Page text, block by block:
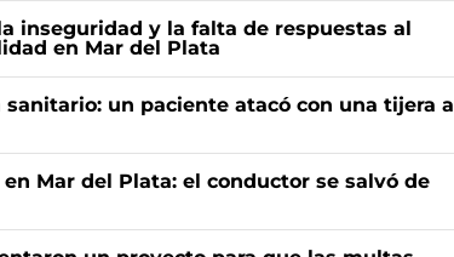
inseguridad y la falta de respuestas al
en Mar del Plata
un paciente atacó con una tijera a
Mar del Plata: el conductor se salvó de